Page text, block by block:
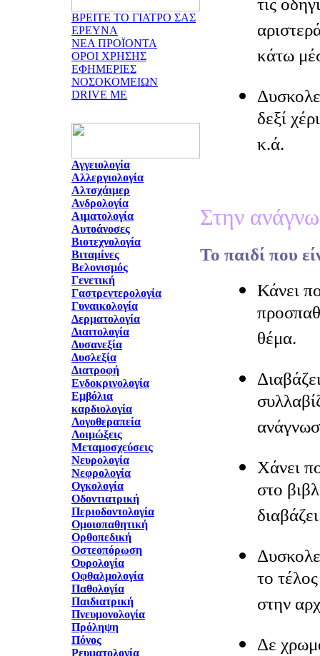
ΒΡΕΙΤΕ ΤΟ ΓΙΑΤΡΟ ΣΑΣ
ΕΡΕΥΝΑ
ΝΕΑ ΠΡΟΪΟΝΤΑ
ΟΡΟΙ ΧΡΗΣΗΣ
ΕΦΗΜΕΡΙΕΣ
ΝΟΣΟΚΟΜΕΙΩΝ
DRIVE ME
Αγγειολογία
Αλλεργιολογία
Αλτσχάιμερ
Ανδρολογία
Αιματολογία
Αυτοάνοσες
Βιοτεχνολογία
Βιταμίνες
Βελονισμός
Γενετική
Γαστρεντερολογία
Γυναικολογία
Δερματολογία
Διαιτολογία
Δυσανεξία
Δυσλεξία
Διατροφή
Ενδοκρινολογία
Εμβόλια
καρδιολογία
Λογοθεραπεία
Λοιμώξεις
Μεταμοσχεύσεις
Νευρολογία
Νεφρολογία
Ογκολογία
Οδοντιατρική
Περιοδοντολογία
Ομοιοπαθητική
Ορθοπεδική
Οστεοπόρωση
Ουρολογία
Οφθαλμολογία
Παθολογία
Παιδιατρική
Πνευμονολογία
Πρόληψη
Πόνος
Ρευματολογία
τις
κάτω
δεξί
κ.ά.
Στην
Το παιδί που
Κάνει
θέμα.
Χάνει
στο
το
στην
Δε